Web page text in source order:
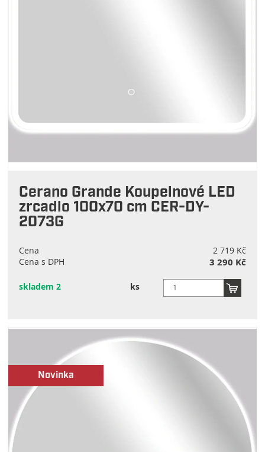
Cerano Grande Koupelnové LED
zrcadlo 100x70 cm CER-DY-
2073G
Cena
2 719 Kč
Cena s DPH
3 290 Kč
skladem 2 ks
Novinka